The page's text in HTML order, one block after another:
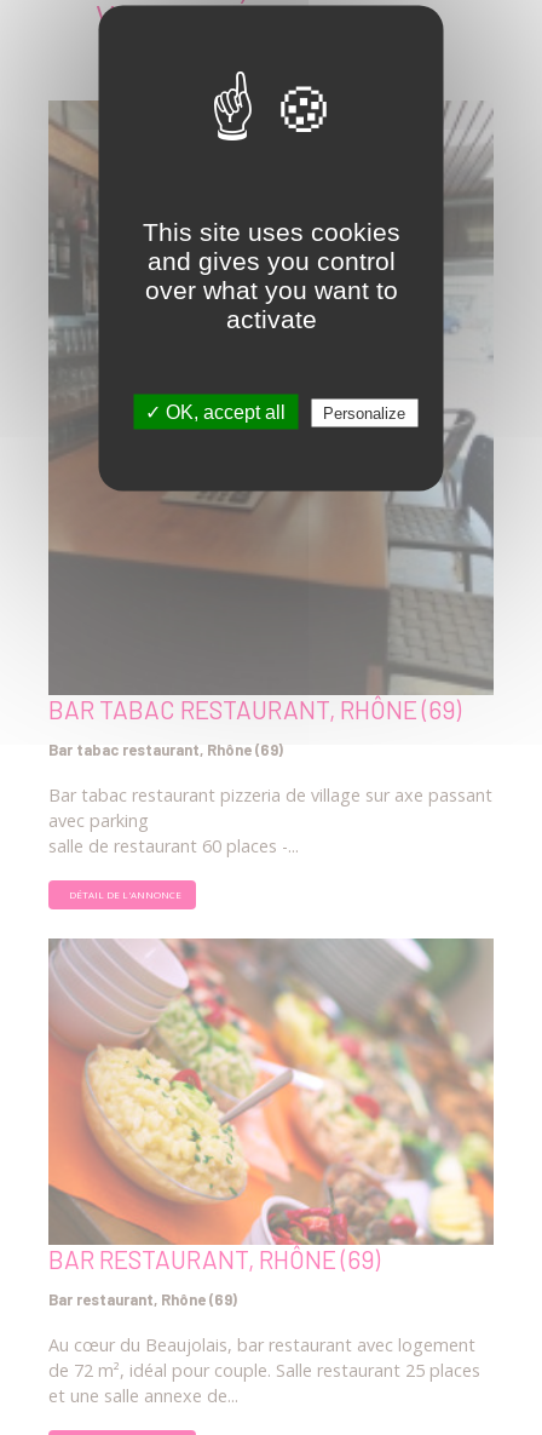
VOUS INTÉRESSER
BAR TABAC RESTAURANT, RHÔNE (69)
Bar tabac restaurant, Rhône (69)
Bar tabac restaurant pizzeria de village sur axe passant
avec parking
salle de restaurant 60 places -...
DÉTAIL DE L'ANNONCE
BAR RESTAURANT, RHÔNE (69)
Bar restaurant, Rhône (69)
Au cœur du Beaujolais, bar restaurant avec logement
de 72 m², idéal pour couple. Salle restaurant 25 places
et une salle annexe de...
This site uses cookies
and gives you control
over what you want to
activate
✓ OK, accept all Personalize